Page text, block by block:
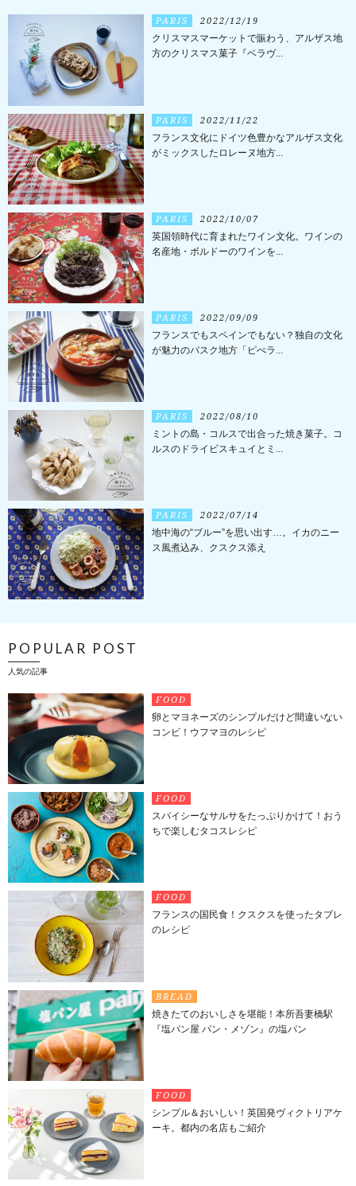
PARIS 2022/12/19
クリスマスマーケットで賑わう、アルザス地
方のクリスマス菓子『ベラヴ...
PARIS 2022/11/22
フランス文化にドイツ色豊かなアルザス文化
がミックスしたロレーヌ地方...
PARIS 2022/10/07
英国領時代に育まれたワイン文化。ワインの
名産地・ボルドーのワインを...
PARIS 2022/09/09
フランスでもスペインでもない？独自の文化
が魅力のバスク地方「ピぺラ...
PARIS 2022/08/10
ミントの島・コルスで出合った焼き菓子。コ
ルスのドライビスキュイとミ...
PARIS 2022/07/14
地中海の“ブルー”を思い出す…。イカのニー
ス風煮込み、クスクス添え
POPULAR POST
人気の記事
FOOD
卵とマヨネーズのシンプルだけど間違いない
コンビ！ウフマヨのレシピ
FOOD
スパイシーなサルサをたっぷりかけて！おう
ちで楽しむタコスレシピ
FOOD
フランスの国民食！クスクスを使ったタブレ
のレシピ
BREAD
焼きたてのおいしさを堪能！本所吾妻橋駅
『塩パン屋 パン・メゾン』の塩パン
FOOD
シンプル＆おいしい！英国発ヴィクトリアケ
ーキ。都内の名店もご紹介